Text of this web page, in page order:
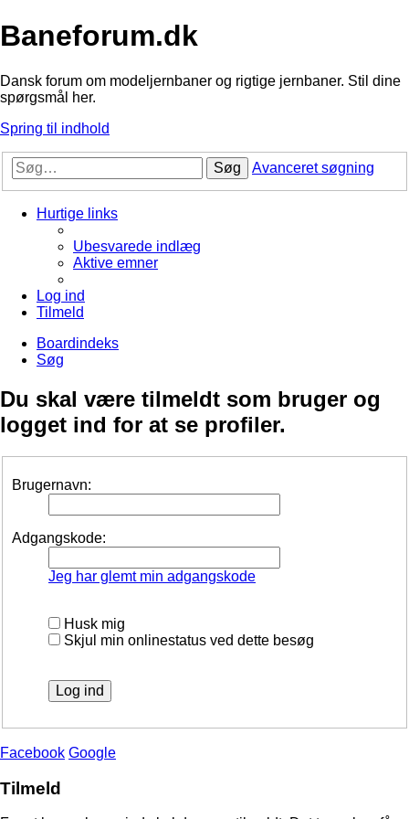
Baneforum.dk
Dansk forum om modeljernbaner og rigtige jernbaner. Stil dine
spørgsmål her.
Spring til indhold
Søg Avanceret søgning
Hurtige links
Ubesvarede indlæg
Aktive emner
Log ind
Tilmeld
Boardindeks
Søg
Du skal være tilmeldt som bruger og
logget ind for at se profiler.
Brugernavn:
Adgangskode:
Jeg har glemt min adgangskode
Husk mig
Skjul min onlinestatus ved dette besøg
Facebook Google
Tilmeld